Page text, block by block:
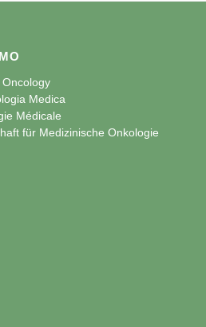
Medica
Médicale
für Medizinische Onkologie